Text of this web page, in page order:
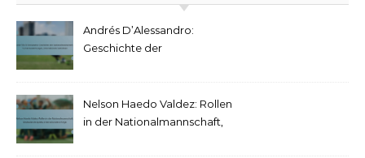
Andrés D’Alessandro:
Geschichte der
Internationale Statistiken
Nelson Haedo Valdez: Rollen
in der Nationalmannschaft,